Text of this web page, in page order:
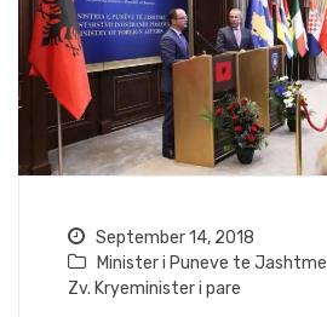
September 14, 2018
Minister i Puneve te Jashtme
Zv. Kryeminister i pare